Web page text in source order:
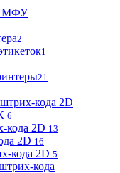
МФУ
2
1
21
кода 2D
6
кода 2D 13
2D 16
кода 2D 5
кода